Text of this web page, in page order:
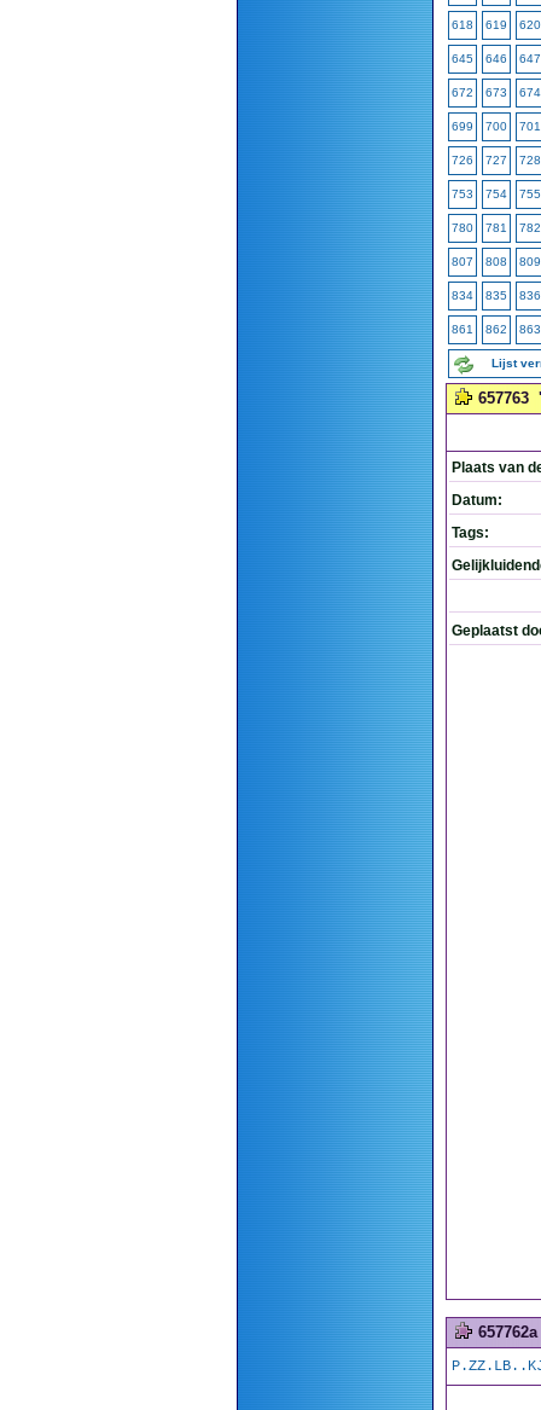
618 619 620
645 646 647
672 673 674
699 700 701
726 727 728
753 754 755
780 781 782
807 808 809
834 835 836
861 862 863
Lijst
657763
Plaats van
Datum:
Tags:
Geplaatst
657762a